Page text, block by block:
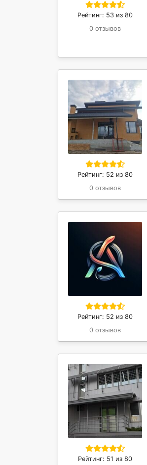
Рейтинг: 53 из 80
0 отзывов
Рейтинг: 52 из 80
0 отзывов
Рейтинг: 52 из 80
0 отзывов
Рейтинг: 51 из 80